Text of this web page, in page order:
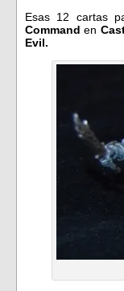
Esas 12 cartas
Command en
Evil.